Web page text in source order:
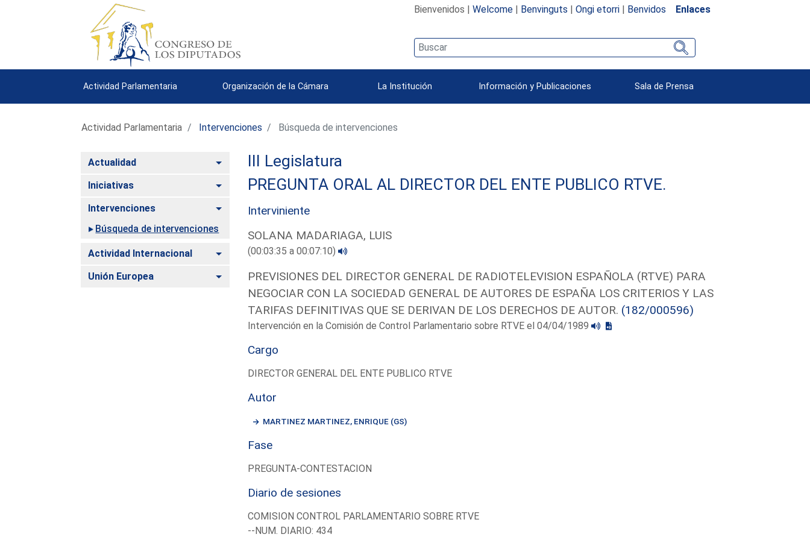
Bienvenidos | Welcome| Benvinguts | Ongi etorri| Benvidos Enlaces
Actividad Parlamentaria Organización de la Cámara La Institución Información y Publicaciones Sala de Prensa
Actividad Parlamentaria Intervenciones Búsqueda de intervenciones
Actualidad Alternar
Iniciativas Alternar
Intervenciones
Alternar
Búsqueda de intervenciones
Actividad Internacional Alternar
Unión Europea Alternar
III Legislatura
PREGUNTA ORAL AL DIRECTOR DEL ENTE PUBLICO RTVE.
Interviniente
SOLANA MADARIAGA, LUIS
(00:03:35 a 00:07:10)
PREVISIONES DEL DIRECTOR GENERAL DE RADIOTELEVISION ESPAÑOLA (RTVE) PARA
NEGOCIAR CON LA SOCIEDAD GENERAL DE AUTORES DE ESPAÑA LOS CRITERIOS Y LAS
TARIFAS DEFINITIVAS QUE SE DERIVAN DE LOS DERECHOS DE AUTOR. (182/000596)
Intervención en la Comisión de Control Parlamentario sobre RTVE el 04/04/1989
Cargo
DIRECTOR GENERAL DEL ENTE PUBLICO RTVE
Autor
MARTINEZ MARTINEZ, ENRIQUE (GS)
Fase
PREGUNTA-CONTESTACION
Diario de sesiones
COMISION CONTROL PARLAMENTARIO SOBRE RTVE
--NUM. DIARIO: 434